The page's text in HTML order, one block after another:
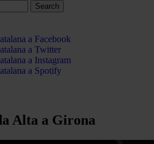
a Facebook
a Twitter
a Instagram
a Spotify
Alta a Girona